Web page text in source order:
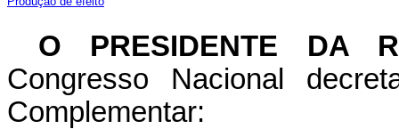
O PRESIDENTE DA
Congresso Nacional
Complementar: